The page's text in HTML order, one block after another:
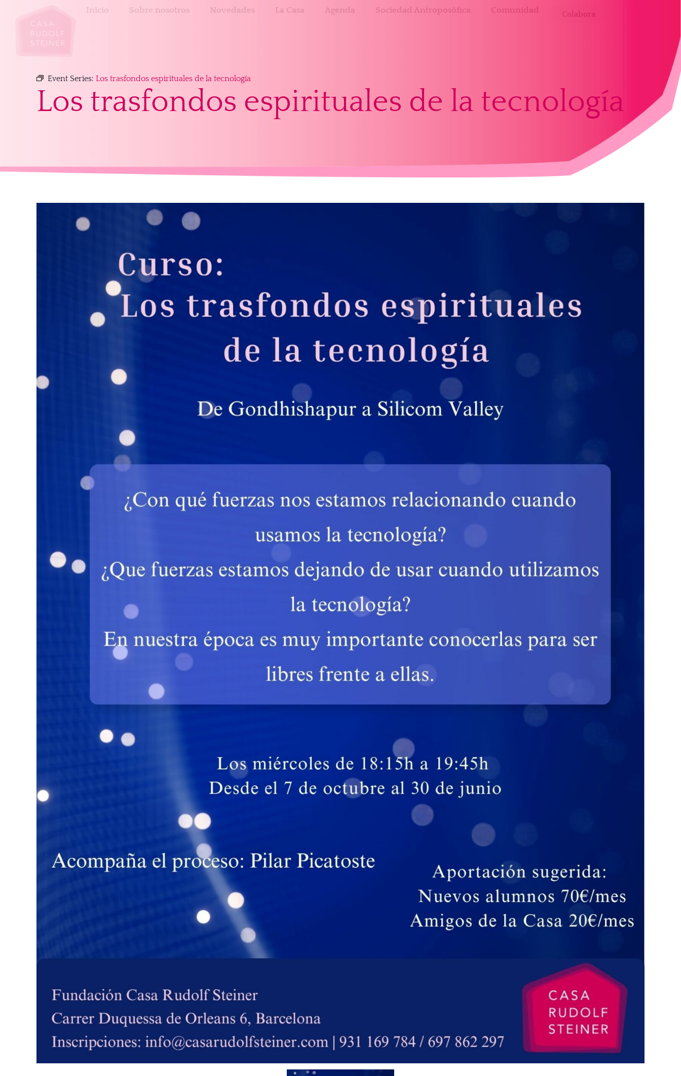
Inicio Sobre nosotros Novedades La Casa Agenda Sociedad Antroposófica Comunidad Colabora
Event Series: Los trasfondos espirituales de la tecnología
Los trasfondos espirituales de la tecnología